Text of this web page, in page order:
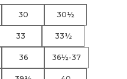
30 30½
33 33½
36 36½-37